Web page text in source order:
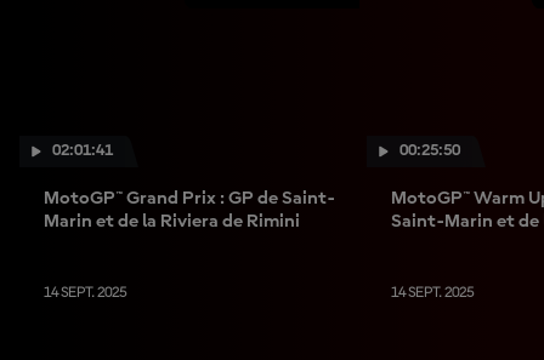
02:01:41
MotoGP™ Grand Prix : GP de Saint-
Marin et de la Riviera de Rimini
14 SEPT. 2025
00:25:50
MotoGP™ Warm
Saint-Marin et de
14 SEPT. 2025